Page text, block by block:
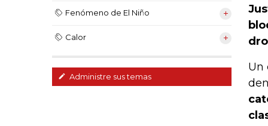
Fenómeno de El Niño
Calor
Administre sus temas
Un